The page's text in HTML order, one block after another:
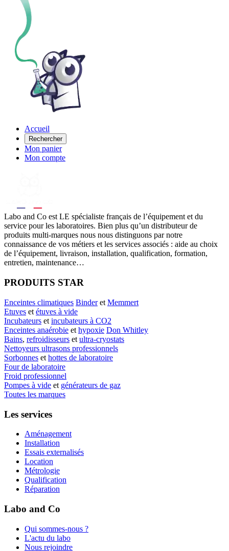
Accueil
Rechercher
Mon panier
Mon compte
Labo and Co est LE spécialiste français de l’équipement et du
service pour les laboratoires. Bien plus qu’un distributeur de
produits multi-marques nous nous distinguons par notre
connaissance de vos métiers et les services associés : aide au choix
de l’équipement, livraison, installation, qualification, formation,
entretien, maintenance…
PRODUITS STAR
Enceintes climatiques Binderet Memmert
Etuves et étuves à vide
Incubateurs et incubateurs à CO2
Enceintes anaérobie et hypoxie Don Whitley
Bains, refroidisseurs et ultra-cryostats
Nettoyeurs ultrasons professionnels
Sorbonnes et hottes de laboratoire
Four de laboratoire
Froid professionnel
Pompes à vide et générateurs de gaz
Toutes les marques
Les services
Aménagement
Installation
Essais externalisés
Location
Métrologie
Qualification
Réparation
Labo and Co
Qui sommes-nous ?
L'actu du labo
Nous rejoindre